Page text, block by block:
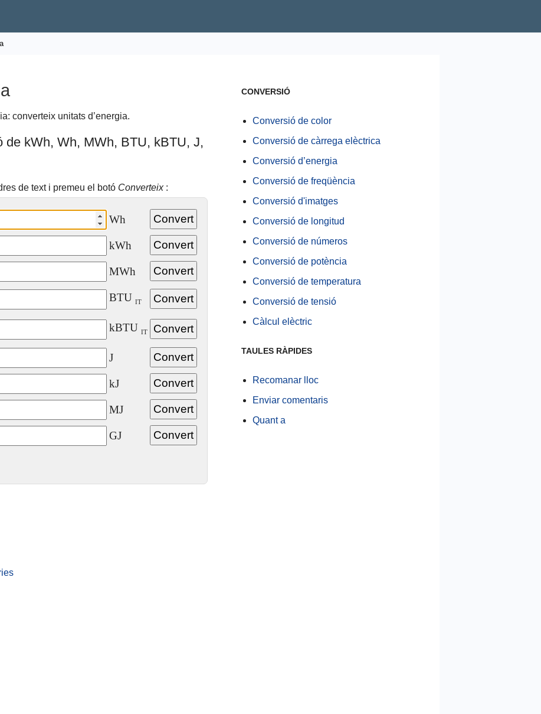
converteix unitats d’energia.
de kWh, Wh, MWh, BTU, kBTU, J,
de text i premeu el botó Converteix:
Wh
kWh
MWh
BTU IT
kBTU IT
J
kJ
MJ
GJ
CONVERSIÓ
Conversió de color
Conversió de càrrega elèctrica
Conversió d’energia
Conversió de freqüència
Conversió d'imatges
Conversió de longitud
Conversió de números
Conversió de potència
Conversió de temperatura
Conversió de tensió
Càlcul elèctric
TAULES RÀPIDES
Recomanar lloc
Enviar comentaris
Quant a